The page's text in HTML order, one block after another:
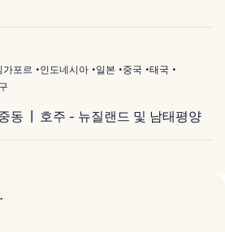
가포르 인도네시아 일본 중국
태국
동 호주 - 뉴질랜드 및 남태평양